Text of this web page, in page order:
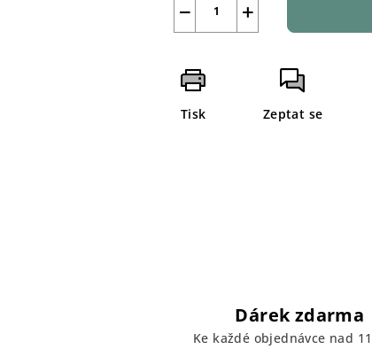
+
−
Tisk Zeptat se
Dárek zdarma
Ke každé objednávce nad